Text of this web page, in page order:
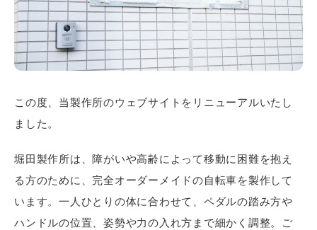
この度、当製作所のウェブサイトをリニューアルいたし
ました。
堀田製作所は、障がいや高齢によって移動に困難を抱え
る方のために、完全オーダーメイドの自転車を製作して
います。一人ひとりの体に合わせて、ペダルの踏み方や
ハンドルの位置、姿勢や力の入れ方まで細かく調整。ご